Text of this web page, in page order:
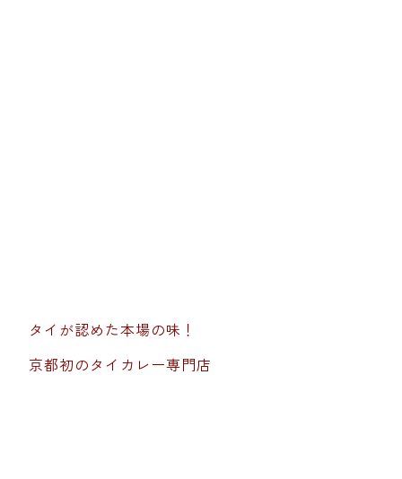
タイが認めた本場の味！
京都初のタイカレー専門店